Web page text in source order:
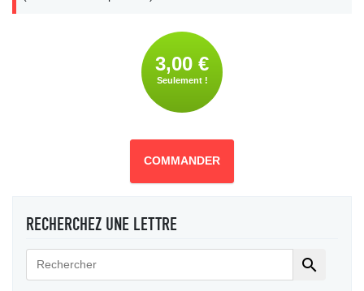
3,00 €
Seulement !
COMMANDER
RECHERCHEZ UNE LETTRE
